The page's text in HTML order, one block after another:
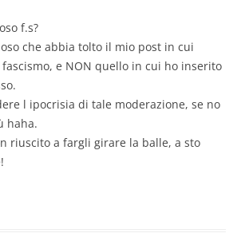
f.s?
che abbia tolto il mio post in cui
e NON quello in cui ho inserito
l ipocrisia di tale moderazione, se no
haha.
riuscito a fargli girare la balle, a sto